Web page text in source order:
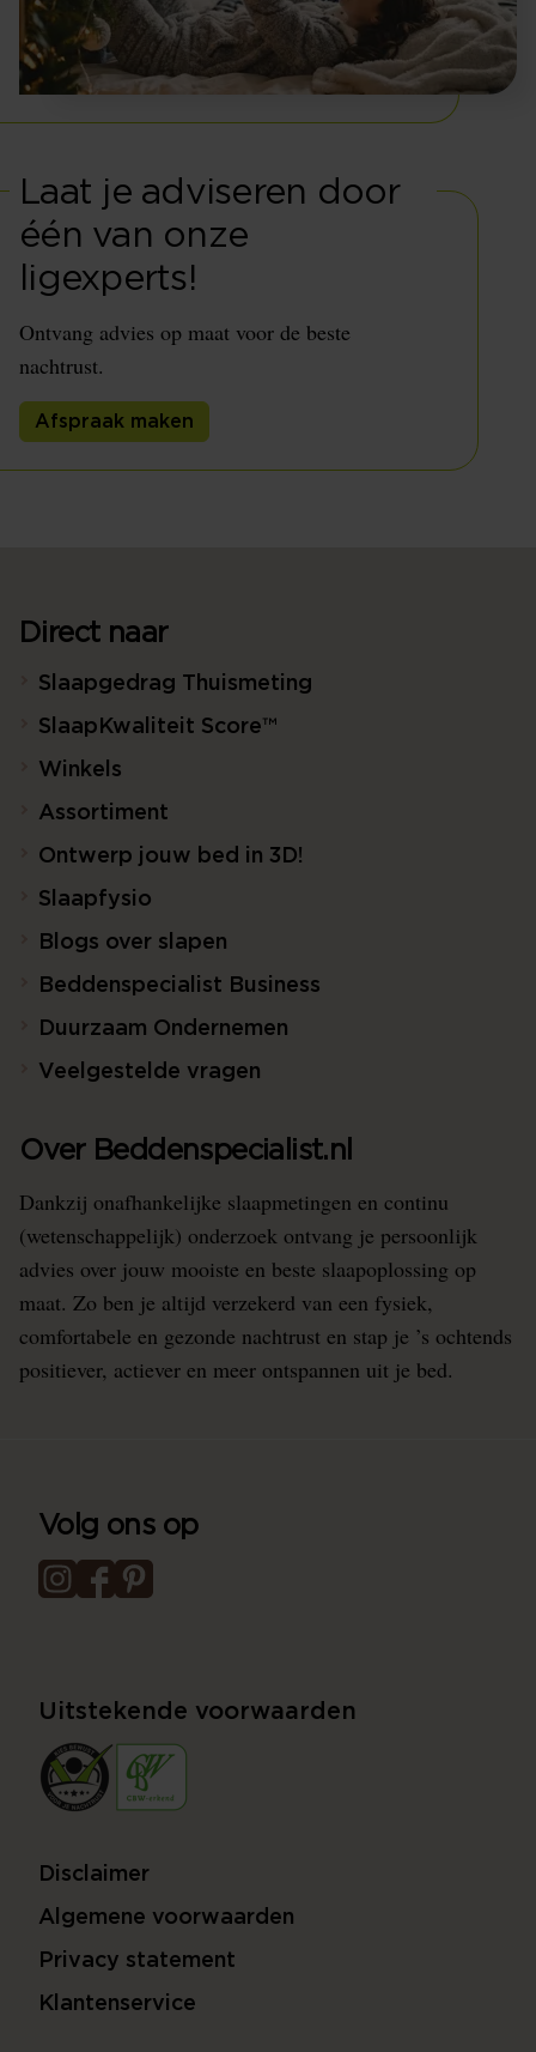
Laat je adviseren door
één van onze
ligexperts!
Ontvang advies op maat voor de beste
nachtrust.
Afspraak maken
Direct naar
Slaapgedrag Thuismeting
SlaapKwaliteit Score™
Winkels
Assortiment
Ontwerp jouw bed in 3D!
Slaapfysio
Blogs over slapen
Beddenspecialist Business
Duurzaam Ondernemen
Veelgestelde vragen
Over Beddenspecialist.nl
Dankzij onafhankelijke slaapmetingen en continu
(wetenschappelijk) onderzoek ontvang je persoonlijk
advies over jouw mooiste en beste slaapoplossing op
maat. Zo ben je altijd verzekerd van een fysiek,
comfortabele en gezonde nachtrust en stap je ’s ochtends
positiever, actiever en meer ontspannen uit je bed.
Volg ons op
Uitstekende voorwaarden
Disclaimer
Algemene voorwaarden
Privacy statement
Klantenservice